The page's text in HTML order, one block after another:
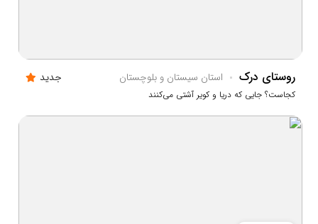
روستای درک استان سيستان و بلوچستان جدید
کجاست؟ جایی که دریا و کویر آشتی می‌کنند